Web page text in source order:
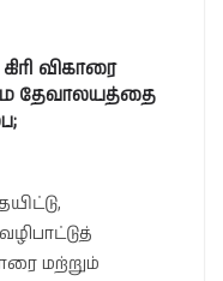
விகாரை
தேவாலயத்தை
மற்றும்